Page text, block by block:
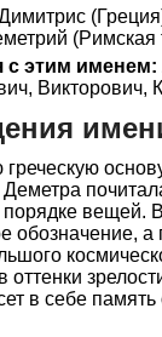
(Римская
с этим именем:
Викторович,
порядке вещей.
обозначение,
в себе